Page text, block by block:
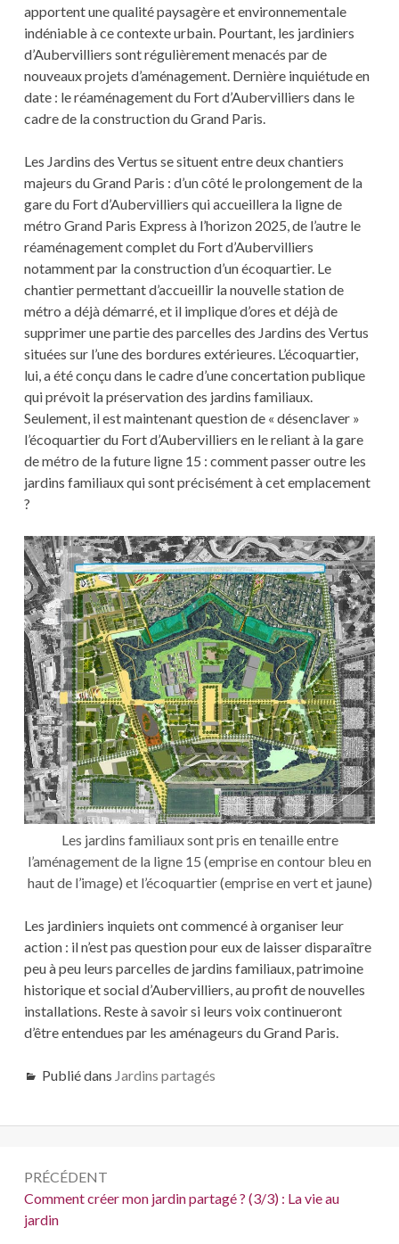
apportent une qualité paysagère et environnementale
indéniable à ce contexte urbain. Pourtant, les jardiniers
d’Aubervilliers sont régulièrement menacés par de
nouveaux projets d’aménagement. Dernière inquiétude en
date : le réaménagement du Fort d’Aubervilliers dans le
cadre de la construction du Grand Paris.
Les Jardins des Vertus se situent entre deux chantiers
majeurs du Grand Paris : d’un côté le prolongement de la
gare du Fort d’Aubervilliers qui accueillera la ligne de
métro Grand Paris Express à l’horizon 2025, de l’autre le
réaménagement complet du Fort d’Aubervilliers
notamment par la construction d’un écoquartier. Le
chantier permettant d’accueillir la nouvelle station de
métro a déjà démarré, et il implique d’ores et déjà de
supprimer une partie des parcelles des Jardins des Vertus
situées sur l’une des bordures extérieures. L’écoquartier,
lui, a été conçu dans le cadre d’une concertation publique
qui prévoit la préservation des jardins familiaux.
Seulement, il est maintenant question de « désenclaver »
l’écoquartier du Fort d’Aubervilliers en le reliant à la gare
de métro de la future ligne 15 : comment passer outre les
jardins familiaux qui sont précisément à cet emplacement
?
Les jardins familiaux sont pris en tenaille entre
l’aménagement de la ligne 15 (emprise en contour bleu en
haut de l’image) et l’écoquartier (emprise en vert et jaune)
Les jardiniers inquiets ont commencé à organiser leur
action : il n’est pas question pour eux de laisser disparaître
peu à peu leurs parcelles de jardins familiaux, patrimoine
historique et social d’Aubervilliers, au profit de nouvelles
installations. Reste à savoir si leurs voix continueront
d’être entendues par les aménageurs du Grand Paris.
Publié dans Jardins partagés
de
l’article
PRÉCÉDENT
Précédent :
Comment créer mon jardin partagé ? (3/3) : La vie au
jardin